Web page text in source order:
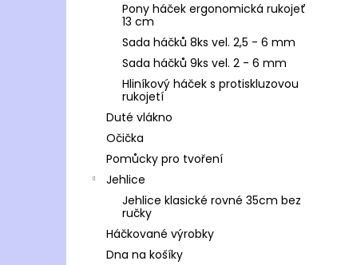
Pony háček ergonomická rukojeť
13 cm
Sada háčků 8ks vel. 2,5 - 6 mm
Sada háčků 9ks vel. 2 - 6 mm
Hliníkový háček s protiskluzovou
rukojetí
Duté vlákno
Očička
Pomůcky pro tvoření
Jehlice
Jehlice klasické rovné 35cm bez
ručky
Háčkované výrobky
Dna na košíky